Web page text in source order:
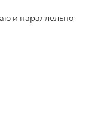
и параллельно